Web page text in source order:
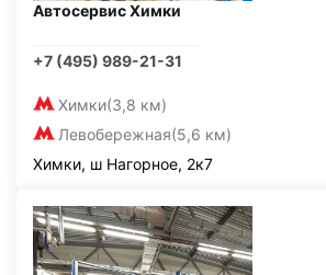
Автосервис Химки
+7 (495) 989-21-31
Химки(3,8 км)
Левобережная(5,6 км)
Химки, ш Нагорное, 2к7